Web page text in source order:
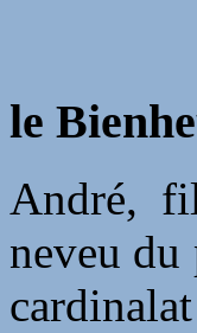
le
André,
neveu